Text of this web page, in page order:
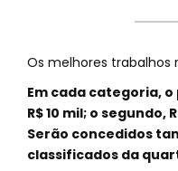
Os melhores trabalhos
Em cada categoria,
R$ 10 mil; o segundo,
Serão concedidos
classificados da